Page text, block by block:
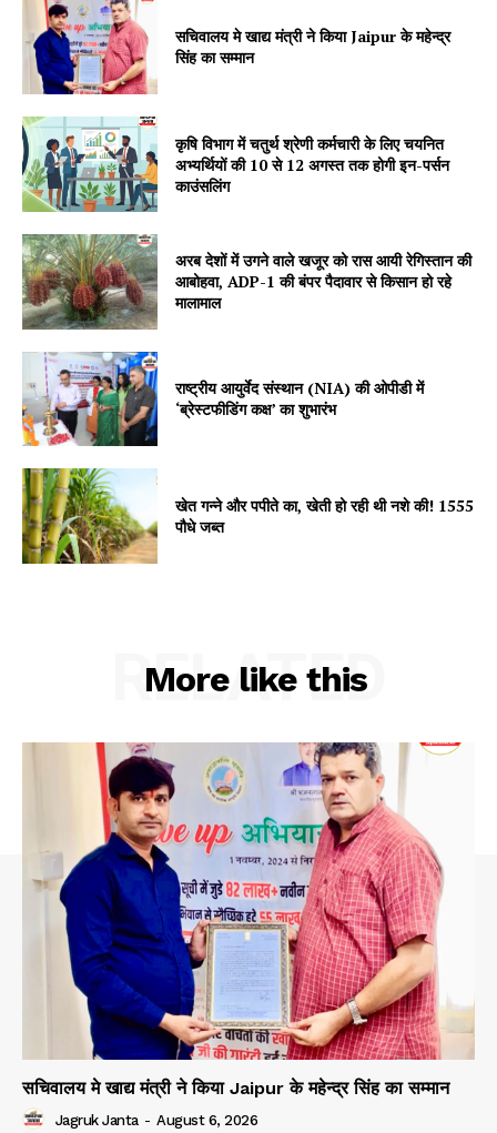
Vishwasniya Hindi Akhbaar
Company
Subscription Plans
सचिवालय मे खाद्य मंत्री ने किया Jaipur के महेन्द्र
सिंह का सम्मान
कृषि विभाग में चतुर्थ श्रेणी कर्मचारी के लिए चयनित
अभ्यर्थियों की 10 से 12 अगस्त तक होगी इन-पर्सन
काउंसलिंग
अरब देशों में उगने वाले खजूर को रास आयी रेगिस्तान की
आबोहवा, ADP-1 की बंपर पैदावार से किसान हो रहे
मालामाल
राष्ट्रीय आयुर्वेद संस्थान (NIA) की ओपीडी में
‘ब्रेस्टफीडिंग कक्ष’ का शुभारंभ
खेत गन्ने और पपीते का, खेती हो रही थी नशे की! 1555
पौधे जब्त
More like this
RELATED
सचिवालय मे खाद्य मंत्री ने किया Jaipur के महेन्द्र सिंह का सम्मान
Jagruk Janta - August 6, 2026